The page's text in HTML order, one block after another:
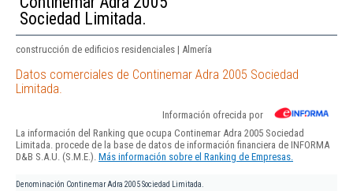
Sociedad Limitada.
construcción de edificios residenciales | Almería
Datos comerciales de Continemar Adra 2005 Sociedad
Limitada.
Información ofrecida por
La información del Ranking que ocupa Continemar Adra 2005 Sociedad
Limitada. procede de la base de datos de información financiera de INFORMA
D&B S.A.U. (S.M.E.). Más información sobre el Ranking de Empresas.
Denominación Continemar Adra 2005 Sociedad Limitada.